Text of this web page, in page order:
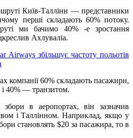
Київ-Таллінн — представники
перші складають 60% потоку.
ми бачимо 40% -е зростання
Ахлуваліа.
Airways збільшує частоту польотів
компанії 60% складають пасажири,
і 40% — транзитом.
збори в аеропортах, він зазначив
і Таллінном. Наприклад, якщо у
становлять $20 за пасажира, то в